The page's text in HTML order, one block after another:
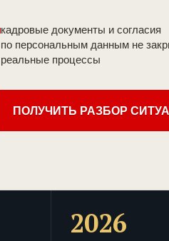
кадровые документы и согласия
по персональным данным не
реальные процессы
ПОЛУЧИТЬ РАЗБОР
2026